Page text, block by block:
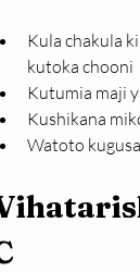
Kula chakula
kutoka chooni
Kutumia maji
Kushikana
Watoto